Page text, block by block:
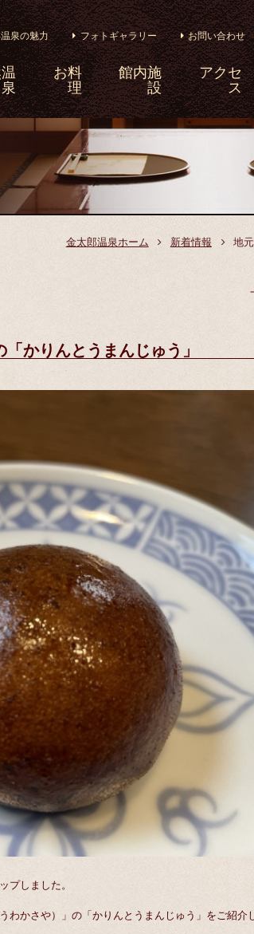
泉の魅力 フォトギャラリー お問い合わせ
泉
お料
理
館内施
設
アクセ
ス
金太郎温泉ホーム 新着情報 地
かりんとうまんじゅう」
プしました。
かさや）」の「かりんとうまんじゅう」をご紹介